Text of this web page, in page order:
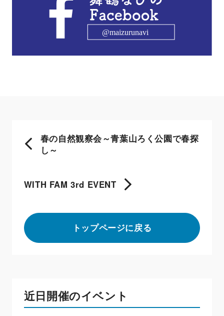
春の自然観察会～青葉山ろく公園で春探
し～
トップページに戻る
WITH FAM 3rd EVENT
近日開催のイベント